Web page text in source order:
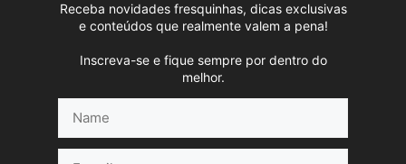
Receba novidades fresquinhas, dicas exclusivas
e conteúdos que realmente valem a pena!
Inscreva-se e fique sempre por dentro do
melhor.